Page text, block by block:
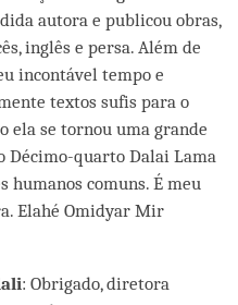
autora e publicou obras,
inglês e persa. Além de
incontável tempo e
textos sufis para o
ela se tornou uma grande
Décimo-quarto Dalai Lama
humanos comuns. É meu
Elahé Omidyar Mir
: Obrigado, diretora